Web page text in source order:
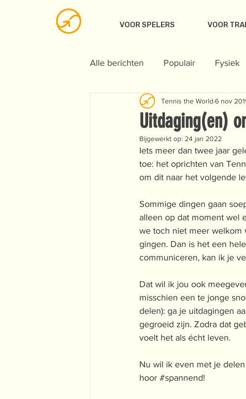
VOOR SPELERS VOOR
Alle berichten Populair Fysiek
Voeding Techniek Voor
Uitdaging(en)
Tennis the World 6 nov
Bijgewerkt op: 24 jan 2022
Iets meer dan twee jaar
toe: het oprichten van
om dit naar het volgende
Sommige dingen gaan
alleen op dat moment wel
we toch niet meer welkom
gingen. Dan is het een
communiceren, kan ik je
Dat wil ik jou ook
misschien een te jonge
delen): ga je uitdagingen
gegroeid zijn. Zodra dat
voelt het als écht leven.
Nu wil ik even met je
hoor #spannend!